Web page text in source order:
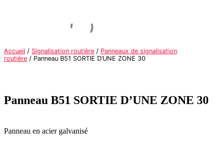
Accueil / Signalisation routière / Panneaux de signalisation
routière / Panneau B51 SORTIE D’UNE ZONE 30
Panneau B51 SORTIE D’UNE ZONE 30
Panneau en acier galvanisé